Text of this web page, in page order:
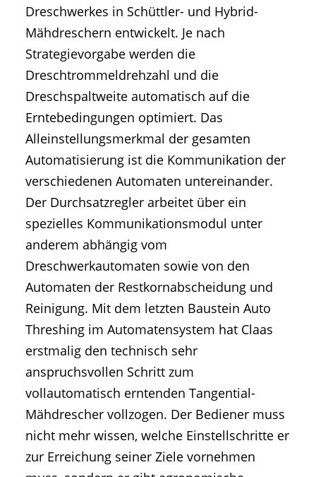
Dreschwerkes in Schüttler- und Hybrid-
Mähdreschern entwickelt. Je nach
Strategievorgabe werden die
Dreschtrommeldrehzahl und die
Dreschspaltweite automatisch auf die
Erntebedingungen optimiert. Das
Alleinstellungsmerkmal der gesamten
Automatisierung ist die Kommunikation der
verschiedenen Automaten untereinander.
Der Durchsatzregler arbeitet über ein
spezielles Kommunikationsmodul unter
anderem abhängig vom
Dreschwerkautomaten sowie von den
Automaten der Restkornabscheidung und
Reinigung. Mit dem letzten Baustein Auto
Threshing im Automatensystem hat Claas
erstmalig den technisch sehr
anspruchsvollen Schritt zum
vollautomatisch erntenden Tangential-
Mähdrescher vollzogen. Der Bediener muss
nicht mehr wissen, welche Einstellschritte er
zur Erreichung seiner Ziele vornehmen